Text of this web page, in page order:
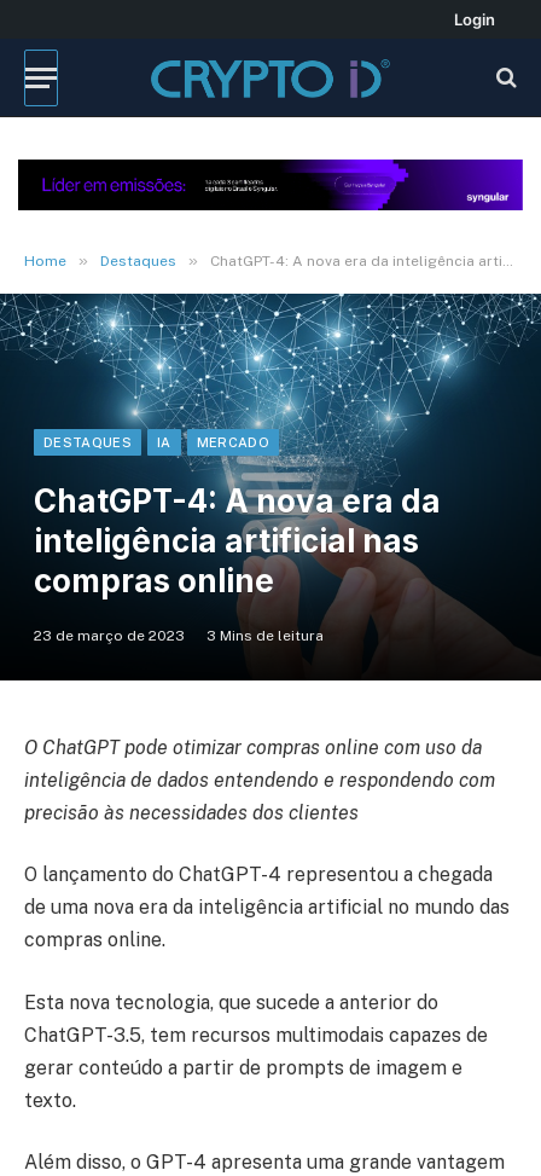
Login
Home » Destaques » ChatGPT-4: A nova era da inteligência artificial nas compras online
DESTAQUES IA MERCADO
ChatGPT-4: A nova era da
inteligência artificial nas
compras online
23 de março de 2023 3 Mins de leitura
O ChatGPT pode otimizar compras online com uso da
inteligência de dados entendendo e respondendo com
precisão às necessidades dos clientes
O lançamento do ChatGPT-4 representou a chegada
de uma nova era da inteligência artificial no mundo das
compras online.
Esta nova tecnologia, que sucede a anterior do
ChatGPT-3.5, tem recursos multimodais capazes de
gerar conteúdo a partir de prompts de imagem e
texto.
Além disso, o GPT-4 apresenta uma grande vantagem